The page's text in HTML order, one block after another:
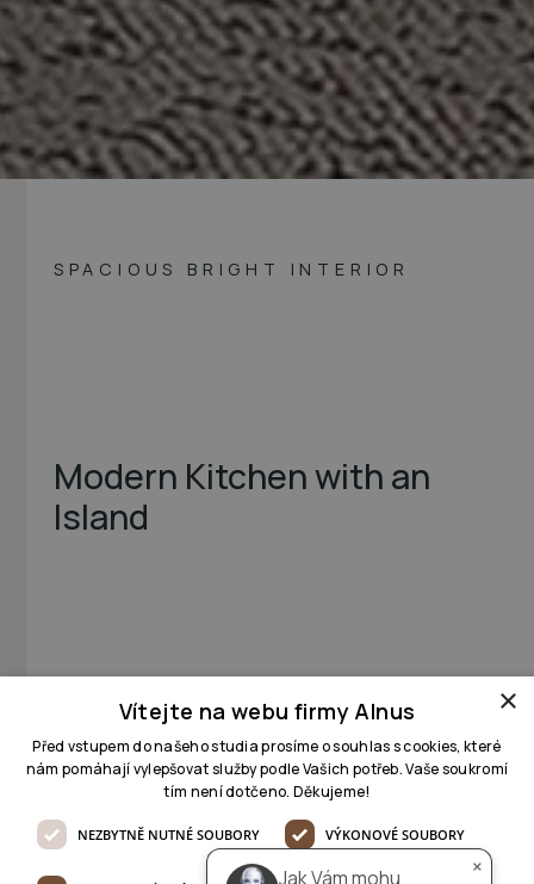
SPACIOUS BRIGHT INTERIOR
Modern Kitchen with an
Island
×
Vítejte na webu firmy Alnus
Před vstupem do našeho studia prosíme o souhlas s cookies, které
nám pomáhají vylepšovat služby podle Vašich potřeb. Vaše soukromí
tím není dotčeno. Děkujeme!
NEZBYTNĚ NUTNÉ SOUBORY VÝKONOVÉ SOUBORY
Jak Vám mohu ×
projekt řešíte?